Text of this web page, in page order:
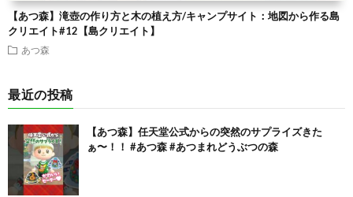
【あつ森】滝壺の作り方と木の植え方/キャンプサイト：地図から作る島
クリエイト#12【島クリエイト】
あつ森
最近の投稿
【あつ森】任天堂公式からの突然のサプライズきた
ぁ〜！！ #あつ森 #あつまれどうぶつの森